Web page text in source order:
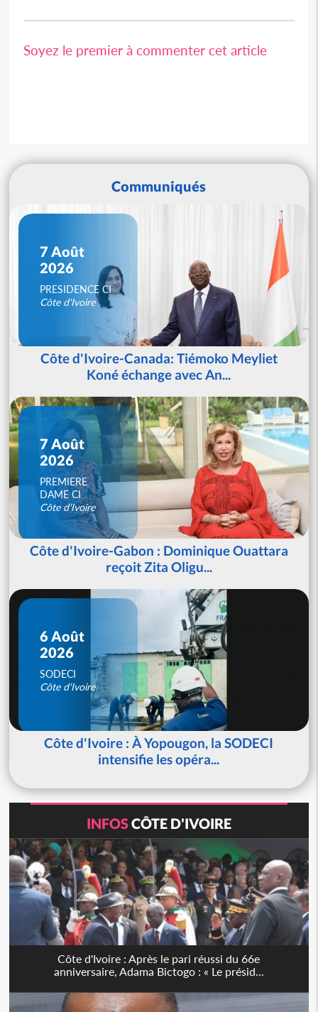
Soyez le premier à commenter cet article
Communiqués
7 Août
2026
PRESIDENCE CI
Côte d'Ivoire
Côte d'Ivoire-Canada: Tiémoko Meyliet
Koné échange avec An...
7 Août
2026
PREMIERE
DAME CI
Côte d'Ivoire
Côte d'Ivoire-Gabon : Dominique Ouattara
reçoit Zita Oligu...
6 Août
2026
SODECI
Côte d'Ivoire
Côte d'Ivoire : À Yopougon, la SODECI
intensifie les opéra...
INFOSCÔTE D'IVOIRE
Côte d'Ivoire : Après le pari réussi du 66e
anniversaire, Adama Bictogo : « Le présid...